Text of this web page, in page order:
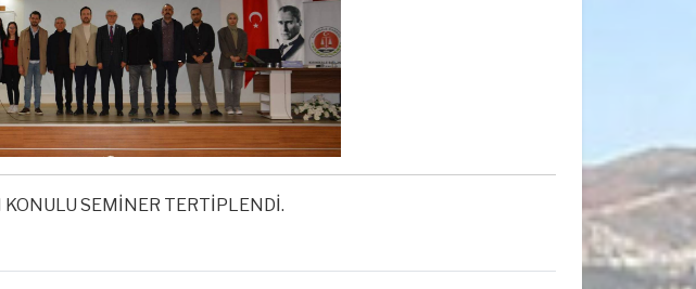
SEMİNER TERTİPLENDİ.